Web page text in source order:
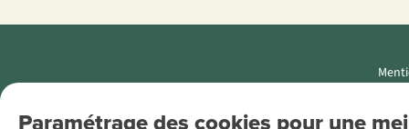
Paramétrage des cookies pour une
AS Adventure